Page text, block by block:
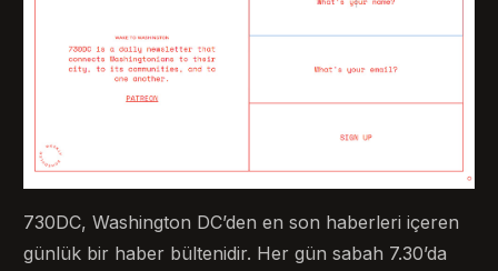
730DC, Washington DC’den en son haberleri içeren
günlük bir haber bültenidir. Her gün sabah 7.30’da